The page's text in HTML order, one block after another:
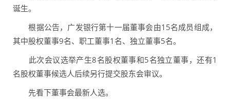
诞生。
根据公告，广发银行第十一届董事会由15名成员组成，
其中股权董事9名、职工董事1名、独立董事5名。
此次会议选举产生8名股权董事和5名独立董事，还有1
名股权董事候选人后续另行提交股东会审议。
先看下董事会最新人选。